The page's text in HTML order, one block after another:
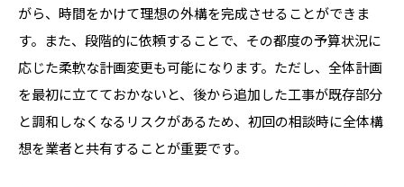
がら、時間をかけて理想の外構を完成させることができま
す。また、段階的に依頼することで、その都度の予算状況に
応じた柔軟な計画変更も可能になります。ただし、全体計画
を最初に立てておかないと、後から追加した工事が既存部分
と調和しなくなるリスクがあるため、初回の相談時に全体構
想を業者と共有することが重要です。